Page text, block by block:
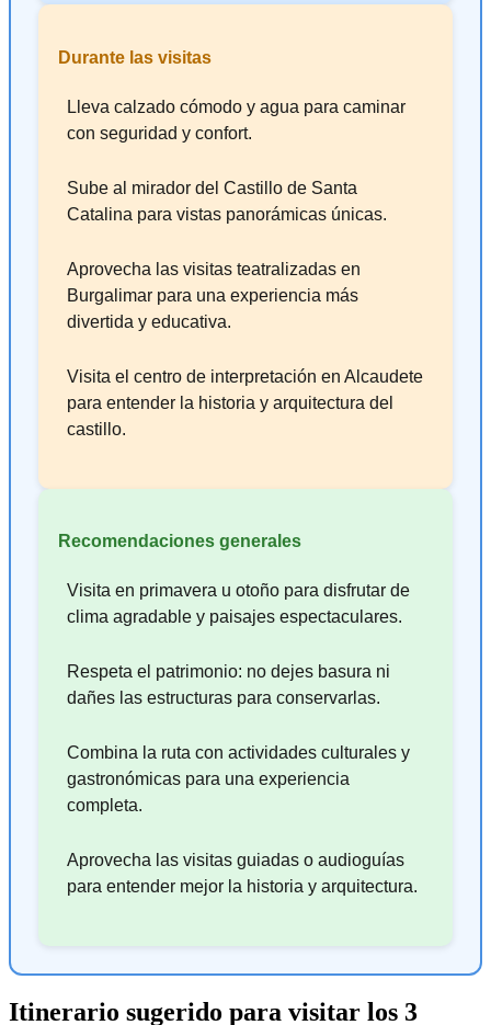
Durante las visitas
Lleva calzado cómodo y agua para caminar
con seguridad y confort.
Sube al mirador del Castillo de Santa
Catalina para vistas panorámicas únicas.
Aprovecha las visitas teatralizadas en
Burgalimar para una experiencia más
divertida y educativa.
Visita el centro de interpretación en Alcaudete
para entender la historia y arquitectura del
castillo.
Recomendaciones generales
Visita en primavera u otoño para disfrutar de
clima agradable y paisajes espectaculares.
Respeta el patrimonio: no dejes basura ni
dañes las estructuras para conservarlas.
Combina la ruta con actividades culturales y
gastronómicas para una experiencia
completa.
Aprovecha las visitas guiadas o audioguías
para entender mejor la historia y arquitectura.
Itinerario sugerido para visitar los 3